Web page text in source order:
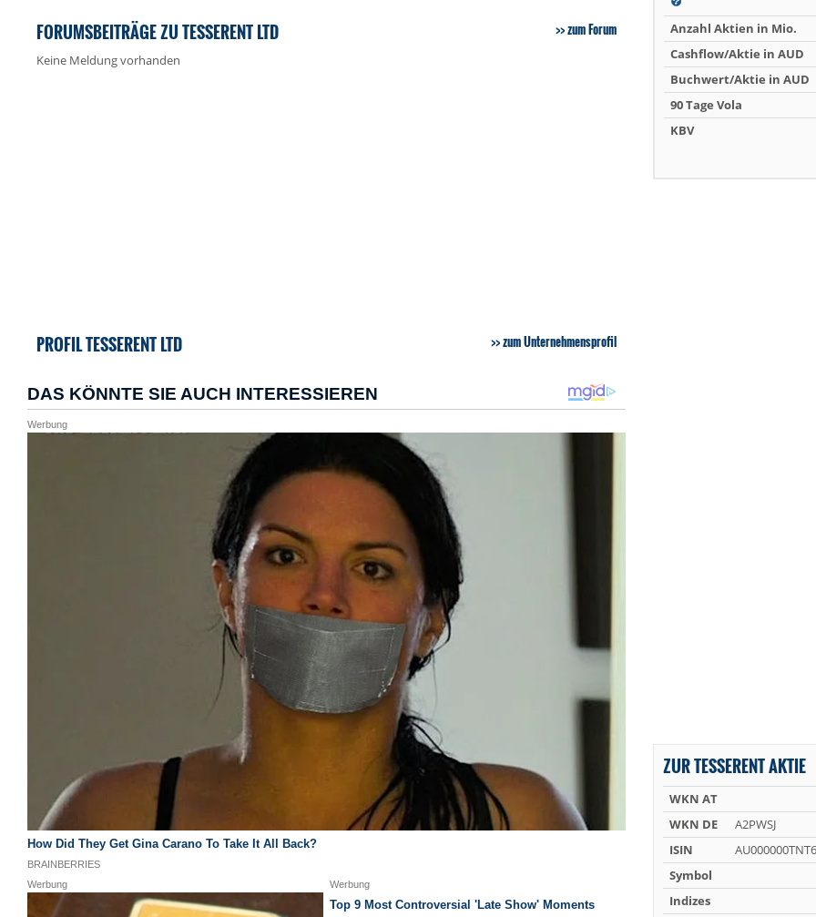
FORUMSBEITRÄGE ZU TESSERENT LTD zum Forum
Keine Meldung vorhanden
PROFIL TESSERENT LTD zum Unternehmensprofil
Anzahl Aktien in Mio.
Cashflow/Aktie in AUD
Buchwert/Aktie in AUD
90 Tage Vola
KBV
ZUR TESSERENT AKTIE
WKN AT
WKN DE
A2PWSJ
ISIN
AU000000TNT6
Symbol
Indizes